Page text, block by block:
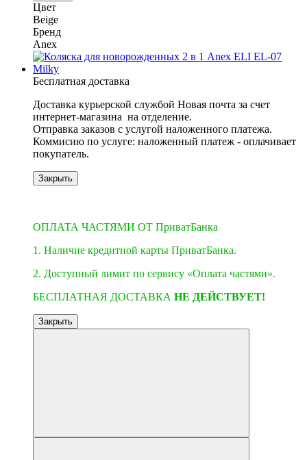
Цвет
Beige
Бренд
Anex
Бесплатная доставка
Доставка курьерской службой Новая почта за счет
интернет-магазина на отделение.
​​​​​​Отправка заказов с услугой наложенного платежа.
Коммисию по услуге: наложенный платеж - оплачивает
покупатель.
Закрыть
ОПЛАТА ЧАСТЯМИ ОТ ПриватБанка
1. Наличие кредитной карты ПриватБанка.
2. Доступный лимит по сервису «Оплата частями».
БЕСПЛАТНАЯ ДОСТАВКА НЕ ДЕЙСТВУЕТ!
Закрыть